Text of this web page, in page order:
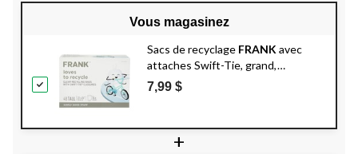
Vous magasinez
Sacs de recyclage FRANK avec
attaches Swift-Tie, grand,
transparent, 35 L, paq. 48
7,99 $
+